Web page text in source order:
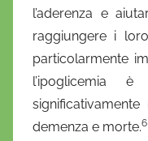
l’aderenza e
raggiungere i
particolarmente
l’ipoglicemia
demenza e morte.6